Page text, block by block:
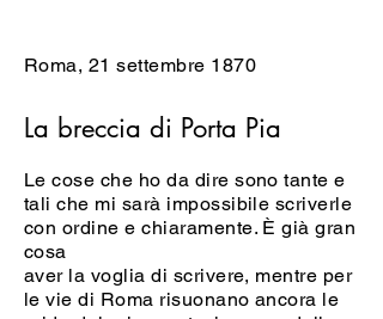
Roma, 21 settembre 1870
La breccia di Porta Pia
Le cose che ho da dire sono tante e
tali che mi sarà impossibile scriverle
con ordine e chiaramente. È già gran
cosa
aver la voglia di scrivere, mentre per
le vie di Roma risuonano ancora le